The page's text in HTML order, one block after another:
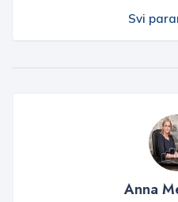
Svi
Anna